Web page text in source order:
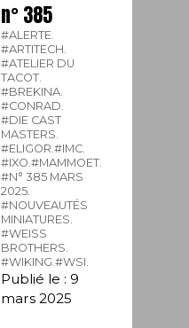
n° 385
#ALERTE.
#ARTITECH.
#ATELIER DU
TACOT.
#BREKINA.
#CONRAD.
#DIE CAST
MASTERS.
#ELIGOR. #IMC.
#IXO. #MAMMOET.
#N° 385 MARS
2025.
#NOUVEAUTÉS
MINIATURES.
#WEISS
BROTHERS.
#WIKING. #WSI.
Publié le : 9
mars 2025